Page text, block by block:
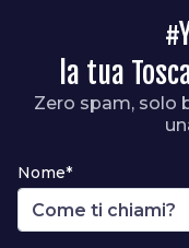
la tua
Zero spam, solo
Nome*